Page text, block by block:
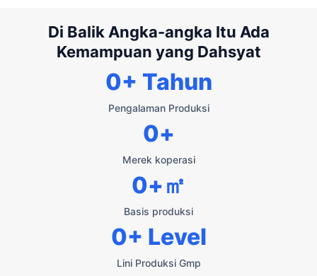
Di Balik Angka-angka Itu Ada
Kemampuan yang Dahsyat
Pengalaman Produksi
0+ Tahun
Merek koperasi
0+
Basis produksi
0+㎡
Lini Produksi Gmp
0+ Level